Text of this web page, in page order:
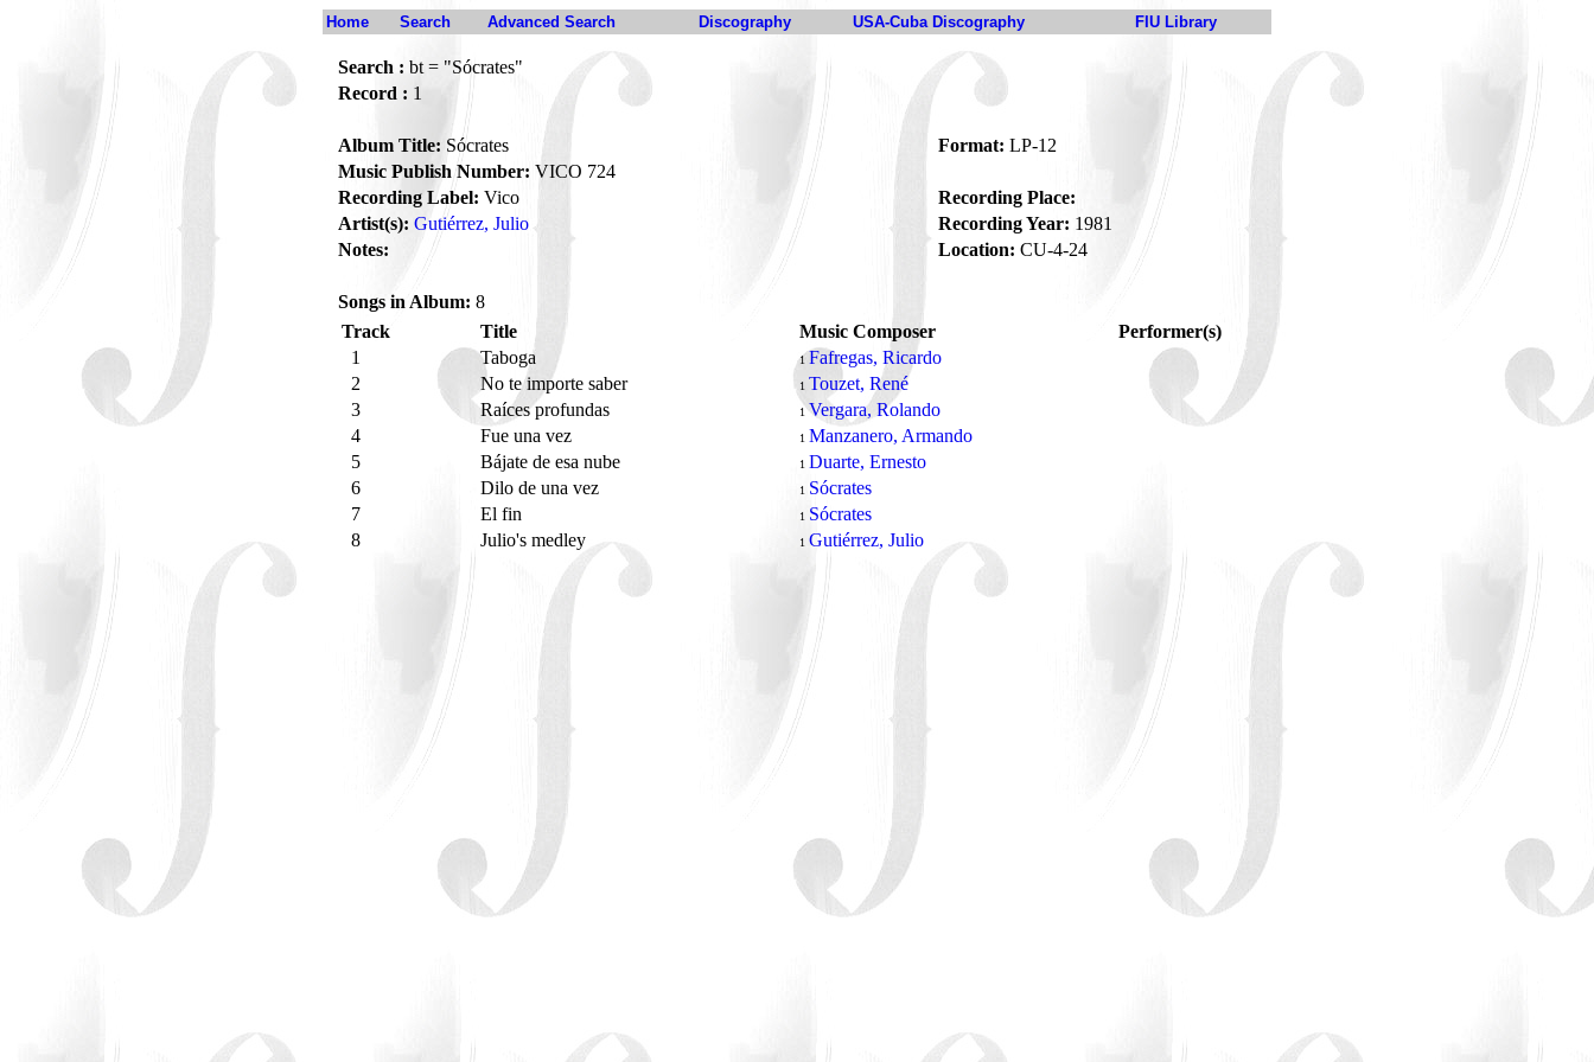
Home Search Advanced Search Discography USA-Cuba Discography FIU Library
Search : bt = "Sócrates"
Record : 1
Album Title: Sócrates Format: LP-12
Music Publish Number: VICO 724
Recording Label: Vico
Recording Place:
Artist(s): Gutiérrez, Julio Recording Year: 1981
Notes:
Location: CU-4-24
Songs in Album: 8
Track
Title Music Composer
Performer(s)
1
Taboga 1 Fafregas, Ricardo
2
No te importe saber 1 Touzet, René
3
Raíces profundas 1Vergara, Rolando
4
Fue una vez 1 Manzanero, Armando
5
Bájate de esa nube 1 Duarte, Ernesto
6
Dilo de una vez 1 Sócrates
7
El fin 1 Sócrates
8
Julio's medley 1 Gutiérrez, Julio